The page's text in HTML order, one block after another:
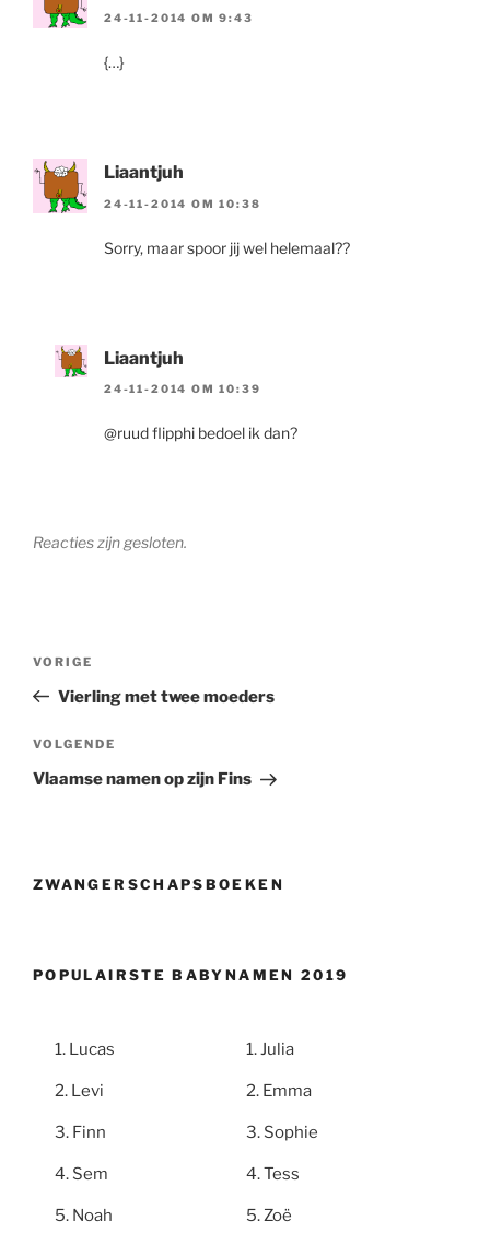
24-11-2014 OM 9:43
{…}
Liaantjuh
24-11-2014 OM 10:38
Sorry, maar spoor jij wel helemaal??
Liaantjuh
24-11-2014 OM 10:39
@ruud flipphi bedoel ik dan?
Reacties zijn gesloten.
Vorig
bericht
VORIGE
Vierling met twee moeders
Volgend
bericht
VOLGENDE
Vlaamse namen op zijn Fins
ZWANGERSCHAPSBOEKEN
POPULAIRSTE BABYNAMEN 2019
Lucas
Levi
Finn
Sem
Noah
Julia
Emma
Sophie
Tess
Zoë